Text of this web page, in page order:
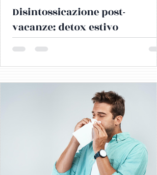
Disintossicazione post-
vacanze: detox estivo
L’estate è sinonimo di libertà: ci lasciamo
fuori più spesso, dormiamo meno e ci
esponiamo molto di più al sole. Ma al
rientro dalle vacanze il corpo ci chiede
reset. Ecco perché un detox estivo ben
fatto può aiutarti a ritrovare vitalità,